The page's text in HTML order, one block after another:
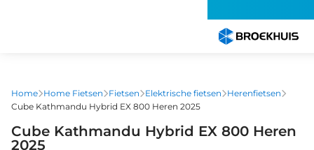
gaan
Home Home Fietsen Fietsen Elektrische fietsen
Herenfietsen
Cube Kathmandu Hybrid EX 800 Heren 2025
Cube Kathmandu Hybrid EX 800 Heren
2025